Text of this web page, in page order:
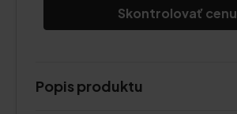
Skontrolovať cenu
Popis produktu